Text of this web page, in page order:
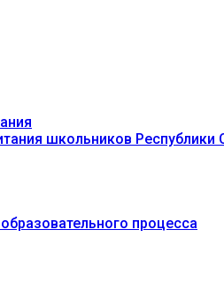
школьников Республики
процесса